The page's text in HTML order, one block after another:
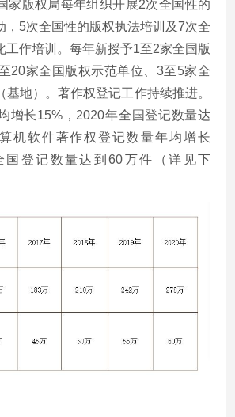
家版权局每年组织开展2次全国性的
，5次全国性的版权执法培训及7次全
工作培训。每年新授予1至2家全国版
20家全国版权示范单位、3至5家全
基地）。著作权登记工作持续推进。
增长15%，2020年全国登记数量达
机软件著作权登记数量年均增长
国登记数量达到60万件（详见下